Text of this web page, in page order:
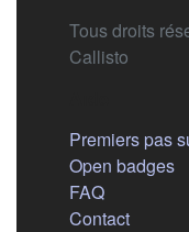
Tous droits
Callisto
Premiers pas
Open badges
FAQ
Contact